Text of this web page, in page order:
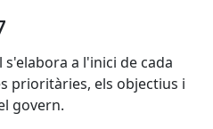
a l'inici de cada
prioritàries, els objectius i
govern.